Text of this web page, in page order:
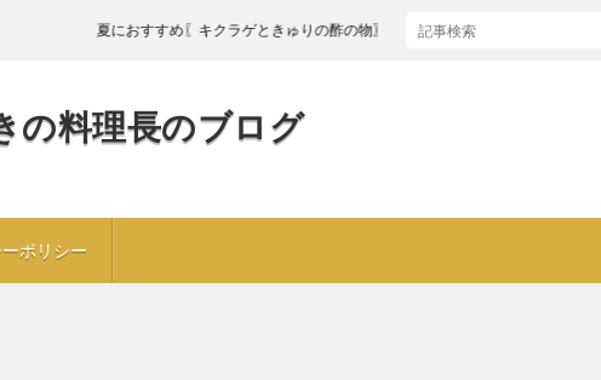
の料理長のブログ
ポリシー
夏におすすめ〖キクラゲときゅりの酢の物〗